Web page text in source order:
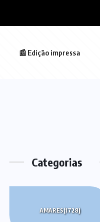
📰 Edição impressa
Categorias
AMARES(1728)